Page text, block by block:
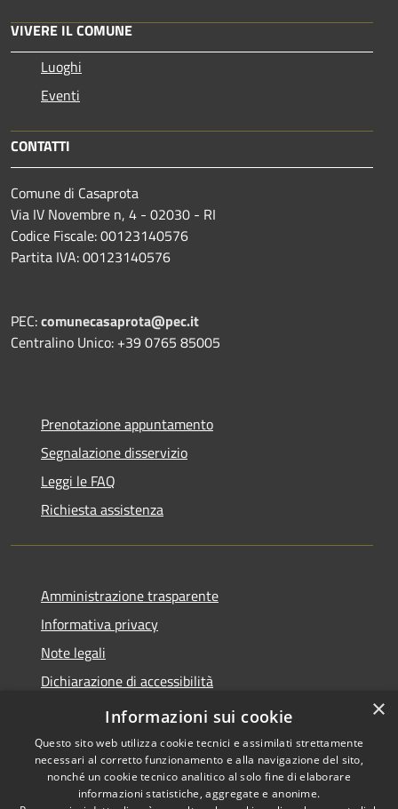
VIVERE IL COMUNE
Luoghi
Eventi
CONTATTI
Comune di Casaprota
Via IV Novembre n, 4 - 02030 - RI
Codice Fiscale: 00123140576
Partita IVA: 00123140576
PEC:comunecasaprota@pec.it
Centralino Unico: +39 0765 85005
Prenotazione appuntamento
Segnalazione disservizio
Leggi le FAQ
Richiesta assistenza
Amministrazione trasparente
Informativa privacy
Note legali
Dichiarazione di accessibilità
Obiettivi accessibilità 2024
Copyright © 2026 • Comune di
×
Informazioni sui cookie
Questo sito web utilizza cookie tecnici e assimilati strettamente
necessari al corretto funzionamento e alla navigazione del sito,
nonché un cookie tecnico analitico al solo fine di elaborare
informazioni statistiche, aggregate e anonime.